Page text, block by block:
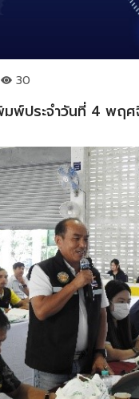
30
พ์ประจำวันที่ 4 พฤศ